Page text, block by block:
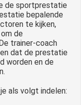
de sportprestatie
bepalende
te kijken,
de
trainer-coach
dat de prestatie
worden en de
als volgt indelen: